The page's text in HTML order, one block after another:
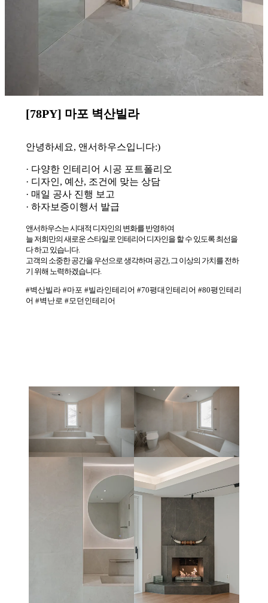
[78PY] 마포 벽산빌라
안녕하세요, 앤서하우스입니다:)
· 다양한 인테리어 시공 포트폴리오
· 디자인, 예산, 조건에 맞는 상담
· 매일 공사 진행 보고
· 하자보증이행서 발급
앤서하우스는 시대적 디자인의 변화를 반영하여
늘 저희만의 새로운 스타일로 인테리어 디자인을 할 수 있도록 최선을
다 하고 있습니다.
고객의 소중한 공간을 우선으로 생각하며 공간, 그 이상의 가치를 전하
기 위해 노력하겠습니다.
#벽산빌라 #마포 #빌라인테리어 #70평대인테리어 #80평인테리
어 #벽난로 #모던인테리어